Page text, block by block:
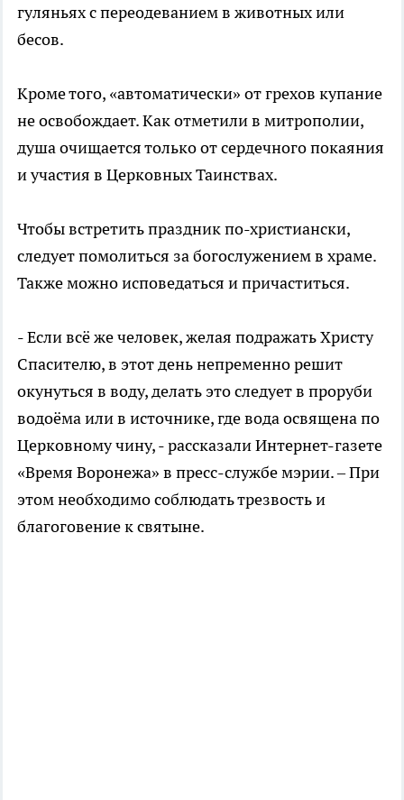
гуляньях с переодеванием в животных или
бесов.
Кроме того, «автоматически» от грехов купание
не освобождает. Как отметили в митрополии,
душа очищается только от сердечного покаяния
и участия в Церковных Таинствах.
Чтобы встретить праздник по-христиански,
следует помолиться за богослужением в храме.
Также можно исповедаться и причаститься.
- Если всё же человек, желая подражать Христу
Спасителю, в этот день непременно решит
окунуться в воду, делать это следует в проруби
водоёма или в источнике, где вода освящена по
Церковному чину, - рассказали Интернет-газете
«Время Воронежа» в пресс-службе мэрии. – При
этом необходимо соблюдать трезвость и
благоговение к святыне.